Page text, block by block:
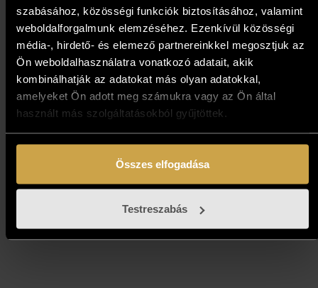
szabásához, közösségi funkciók biztosításához, valamint
weboldalforgalmunk elemzéséhez. Ezenkívül közösségi
média-, hirdető- és elemező partnereinkkel megosztjuk az
Ön weboldalhasználatra vonatkozó adatait, akik
kombinálhatják az adatokat más olyan adatokkal,
amelyeket Ön adott meg számukra vagy az Ön által
használt más szolgáltatásokból gyűjtöttek.
Összes elfogadása
Testreszabás
Pósa Ede - Szállj velem (13x33
cm)
154 000Ft
Kosárba teszem